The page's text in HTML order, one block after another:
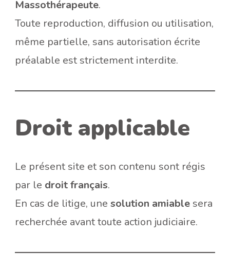
Massothérapeute.
Toute reproduction, diffusion ou utilisation,
même partielle, sans autorisation écrite
préalable est strictement interdite.
Droit applicable
Le présent site et son contenu sont régis
par le droit français.
En cas de litige, une solution amiable sera
recherchée avant toute action judiciaire.